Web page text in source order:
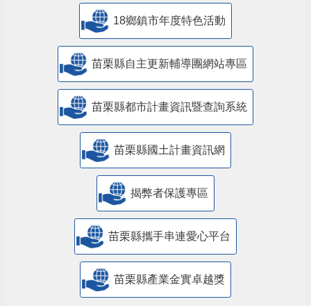
18鄉鎮市年度特色活動
苗栗縣自主更新輔導團網站專區
苗栗縣都市計畫資訊暨查詢系統
苗栗縣國土計畫資訊網
揭弊者保護專區
苗栗縣攜手串連愛心平台
苗栗縣產業金實卓越獎